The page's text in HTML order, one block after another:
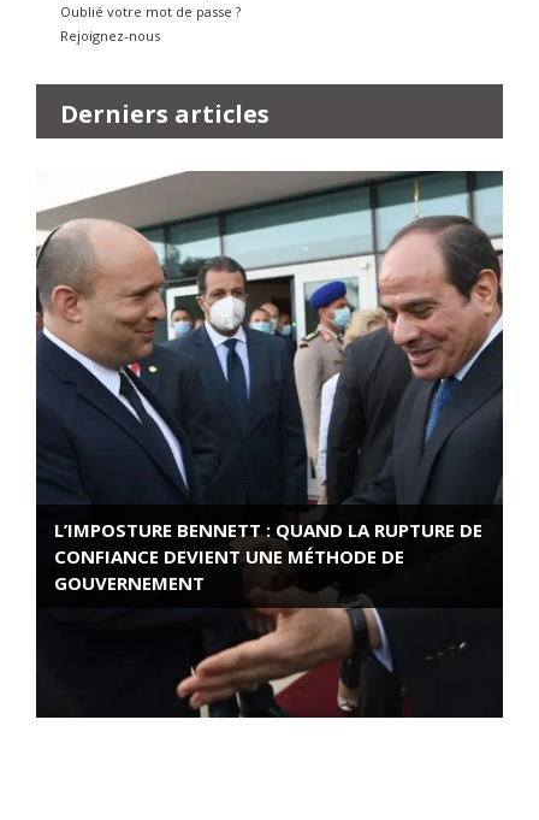
Oublié votre mot de passe ?
Rejoignez-nous
Derniers articles
L’IMPOSTURE BENNETT : QUAND LA RUPTURE DE
CONFIANCE DEVIENT UNE MÉTHODE DE
GOUVERNEMENT
ROSE VALLAND, HEROÏNE DE LA RESISTANCE